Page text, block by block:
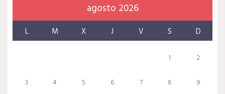
agosto 2026
L M X J V S D
1 2
3 4 5 6 7 8 9